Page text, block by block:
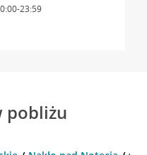
23:59
pobliżu